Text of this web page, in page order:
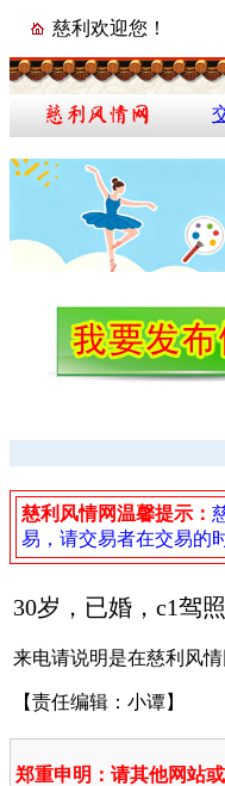
慈利欢迎您！
慈利风情网温馨提示：
易，请交易者在交易的
30岁，已婚，c1驾
来电请说明是在慈利风
【责任编辑：小谭】
郑重申明：请其他网站